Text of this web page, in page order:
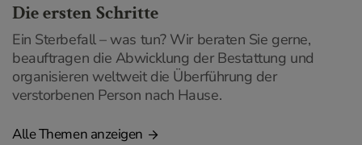
Die ersten Schritte
Ein Sterbefall – was tun? Wir beraten Sie gerne,
beauftragen die Abwicklung der Bestattung und
organisieren weltweit die Überführung der
verstorbenen Person nach Hause.
Alle Themen anzeigen